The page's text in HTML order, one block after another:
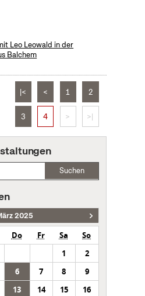
Leo Leowald in der
Balchem
|< < 1 2
3 4 > >|
Suchen
2025
Do Fr Sa
So
1
2
6 7 8
9
13 14 15
16